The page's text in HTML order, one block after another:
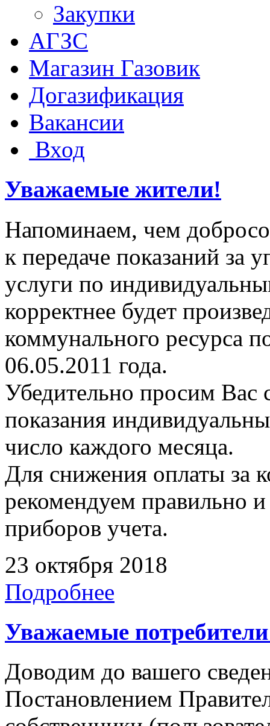
Закупки
АГЗС
Магазин Газовик
Догазификация
Вакансии
Вход
Уважаемые жители!
Напоминаем, чем
к передаче показаний за
услуги по
корректнее будет
коммунального ресурса
06.05.2011 года.
Убедительно просим Вас
показания
число каждого месяца.
Для снижения оплаты за
рекомендуем правильно и
приборов учета.
23 октября 2018
Подробнее
Уважаемые потребители
Доводим до вашего
Постановлением